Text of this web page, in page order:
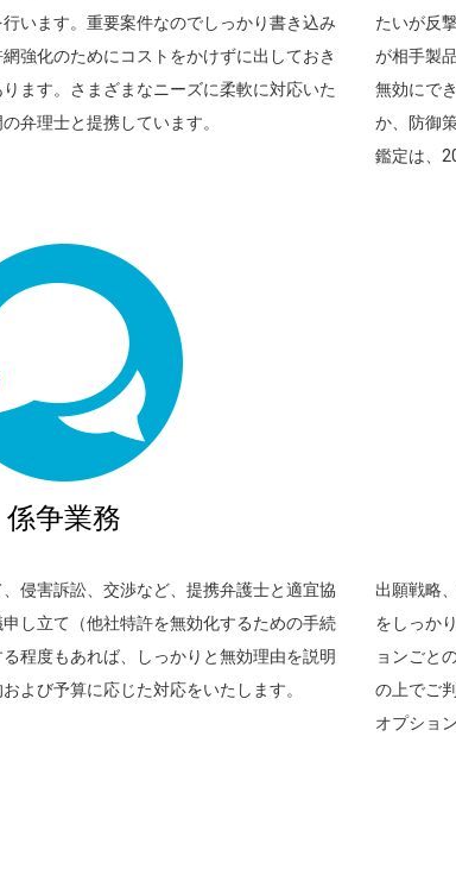
います。重要案件なのでしっかり書き込み
強化のためにコストをかけずに出しておき
ます。さまざまなニーズに柔軟に対応いた
弁理士と提携しています。
たいが反
が相手製
無効にで
か、防御
鑑定は、
係争業務
侵害訴訟、交渉など、提携弁護士と適宜協
し立て（他社特許を無効化するための手続
程度もあれば、しっかりと無効理由を説明
よび予算に応じた対応をいたします。
出願戦略
をしっか
ョンごと
の上でご
オプショ